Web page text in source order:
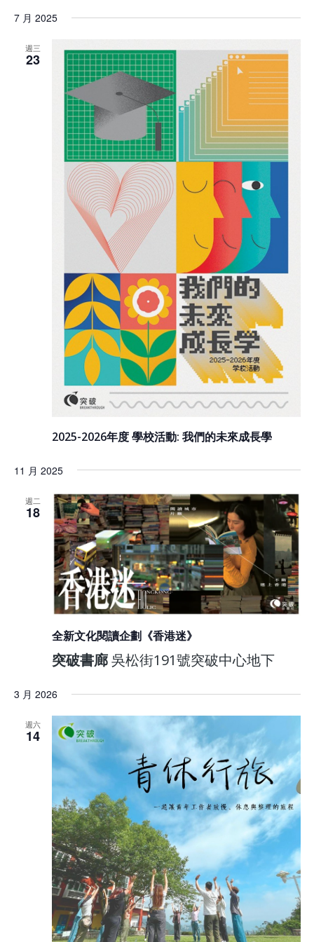
7 月 2025
週三
23
2025-2026年度 學校活動: 我們的未來成長學
11 月 2025
週二
18
全新文化閱讀企劃《香港迷》
突破書廊吳松街191號突破中心地下
3 月 2026
週六
14